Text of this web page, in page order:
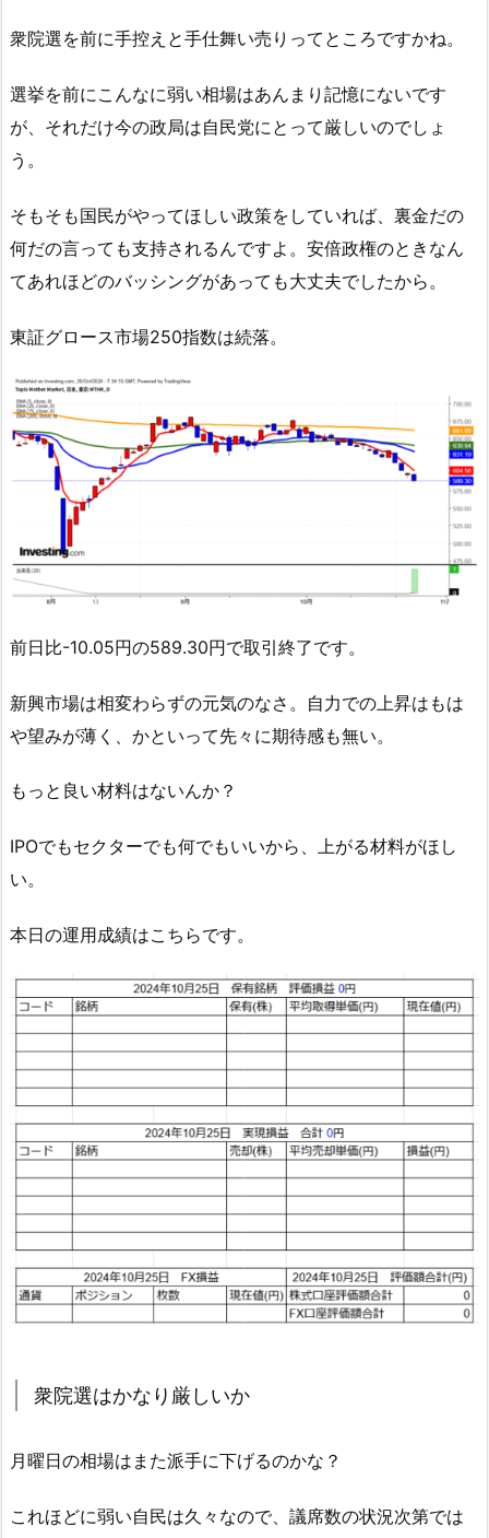
衆院選を前に手控えと手仕舞い売りってところですかね。
選挙を前にこんなに弱い相場はあんまり記憶にないです
が、それだけ今の政局は自民党にとって厳しいのでしょ
う。
そもそも国民がやってほしい政策をしていれば、裏金だの
何だの言っても支持されるんですよ。安倍政権のときなん
てあれほどのバッシングがあっても大丈夫でしたから。
東証グロース市場250指数は続落。
前日比-10.05円の589.30円で取引終了です。
新興市場は相変わらずの元気のなさ。自力での上昇はもは
や望みが薄く、かといって先々に期待感も無い。
もっと良い材料はないんか？
IPOでもセクターでも何でもいいから、上がる材料がほし
い。
本日の運用成績はこちらです。
衆院選はかなり厳しいか
月曜日の相場はまた派手に下げるのかな？
これほどに弱い自民は久々なので、議席数の状況次第では